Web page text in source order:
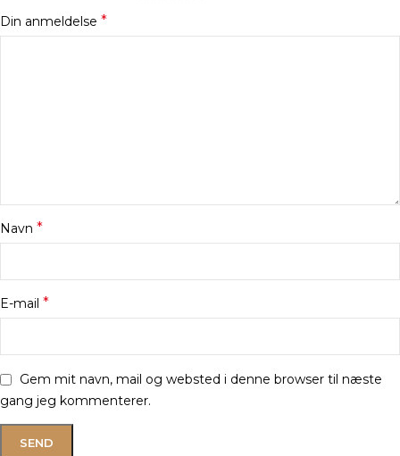
Din anmeldelse *
Navn *
E-mail *
Gem mit navn, mail og websted i denne browser til næste
gang jeg kommenterer.